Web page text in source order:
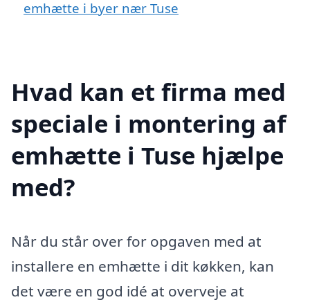
emhætte i byer nær Tuse
Hvad kan et firma med
speciale i montering af
emhætte i Tuse hjælpe
med?
Når du står over for opgaven med at
installere en emhætte i dit køkken, kan
det være en god idé at overveje at